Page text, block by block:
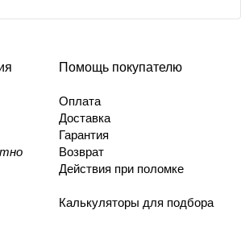
Помощь покупателю
Оплата
Доставка
Гарантия
Возврат
Действия при поломке
Калькуляторы для подбора